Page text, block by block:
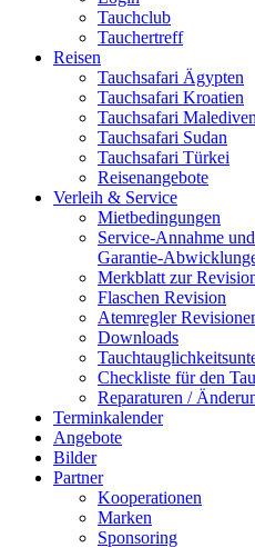
Tauchclub
Tauchertreff
Reisen
Tauchsafari Ägypten
Tauchsafari Kroatien
Tauchsafari Malediven
Tauchsafari Sudan
Tauchsafari Türkei
Reisenangebote
Verleih & Service
Mietbedingungen
Service-Annahme und
Garantie-
Merkblatt zur
Flaschen Revision
Atemregler
Downloads
Checkliste für den
Reparaturen /
Terminkalender
Angebote
Bilder
Partner
Kooperationen
Marken
Sponsoring